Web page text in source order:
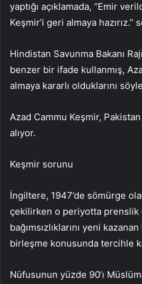
yaptığı açıklamada, “Emir
Keşmir’i geri almaya hazırız.”
Hindistan Savunma Bakanı
benzer bir ifade kullanmış,
almaya kararlı olduklarını
Azad Cammu Keşmir,
alıyor.
Keşmir sorunu
İngiltere, 1947’de sömürge
çekilirken o periyotta prenslik
bağımsızlıklarını yeni
birleşme konusunda tercihle
Nüfusunun yüzde 90’ı